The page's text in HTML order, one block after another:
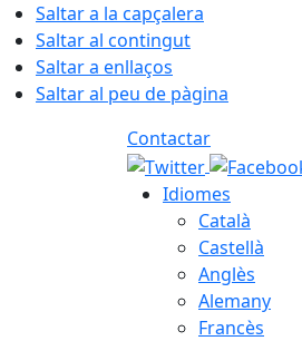
Saltar a la capçalera
Saltar al contingut
Saltar a enllaços
Saltar al peu de pàgina
Contactar
Idiomes
Català
Castellà
Anglès
Alemany
Francès